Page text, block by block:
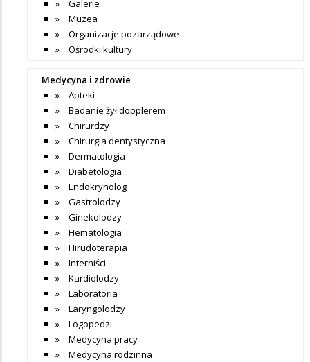
Galerie
Muzea
Organizacje pozarządowe
Ośrodki kultury
Medycyna i zdrowie
Apteki
Badanie żył dopplerem
Chirurdzy
Chirurgia dentystyczna
Dermatologia
Diabetologia
Endokrynolog
Gastrolodzy
Ginekolodzy
Hematologia
Hirudoterapia
Interniści
Kardiolodzy
Laboratoria
Laryngolodzy
Logopedzi
Medycyna pracy
Medycyna rodzinna